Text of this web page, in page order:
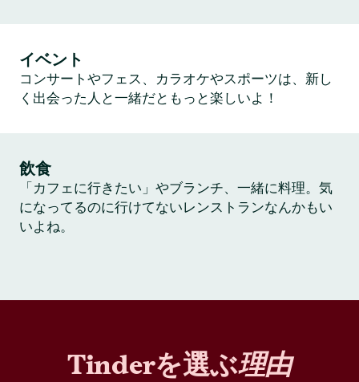
イベント
コンサートやフェス、カラオケやスポーツは、新し
く出会った人と一緒だともっと楽しいよ！
飲食
「カフェに行きたい」やブランチ、一緒に料理。気
になってるのに行けてないレンストランなんかもい
いよね。
Tinderを選ぶ理由